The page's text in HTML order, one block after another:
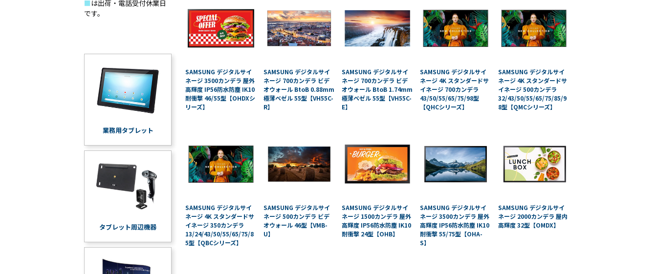
M8AC
Android
タブレッ
ト TA2C-
リーズ、
PDS-MC
タブレッ
「NFCオ
プティマ
イザー」
サポート
リ「ログ
送信アプ
リ」
MDMアプ
ュー
ショ
教育
ネッ
トワ
ーク
機器
体向
ソリ
ュー
ショ
ンサ
SAMSUNG デジタルサイ
ネージ 3500カンデラ 屋外
高輝度 IP56防水防塵 IK10
耐衝撃 46/55型【OHDXシ
リーズ】
SAMSUNG デジタルサイ
ネージ 700カンデラ ビデ
オウォール BtoB 0.88mm
極薄ベゼル 55型【VH55C-
R】
SAMSUNG デジタルサイ
ネージ 700カンデラ ビデ
オウォール BtoB 1.74mm
極薄ベゼル 55型【VH55C-
E】
SAMSUNG デジタルサイ
ネージ 4K スタンダードサ
イネージ 700カンデラ
43/50/55/65/75/98型
【QHCシリーズ】
SAMSUNG デジタルサイ
ネージ 4K スタンダードサ
イネージ 500カンデラ
32/43/50/55/65/75/85/9
8型【QMCシリーズ】
SAMSUNG デジタルサイ
ネージ 4K スタンダードサ
イネージ 350カンデラ
13/24/43/50/55/65/75/8
5型【QBCシリーズ】
SAMSUNG デジタルサイ
ネージ 500カンデラ ビデ
オウォール 46型【VMB-
U】
SAMSUNG デジタルサイ
ネージ 1500カンデラ 屋外
高輝度 IP56防水防塵 IK10
耐衝撃 24型【OHB】
SAMSUNG デジタルサイ
ネージ 3500カンデラ 屋外
高輝度 IP56防水防塵 IK10
耐衝撃 55/75型【OHA-
S】
SAMSUNG デジタルサイ
ネージ 2000カンデラ 屋内
高輝度 32型【OMDX】
■ は出荷・電話受付休業日
です。
業務用タブレット
タブレット周辺機器